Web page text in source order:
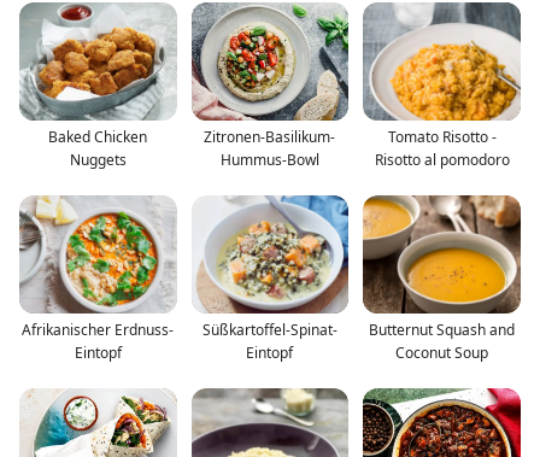
Baked Chicken
Nuggets
Zitronen-Basilikum-
Hummus-Bowl
Tomato Risotto -
Risotto al pomodoro
Afrikanischer Erdnuss-
Eintopf
Süßkartoffel-Spinat-
Eintopf
Butternut Squash and
Coconut Soup